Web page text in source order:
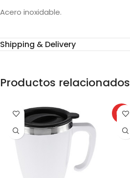
Acero inoxidable.
Shipping & Delivery
Productos relacionados
HOT